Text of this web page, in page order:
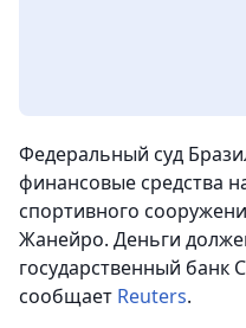
Федеральный суд
финансовые средства
спортивного
Жанейро. Деньги
государственный банк
сообщает Reuters.